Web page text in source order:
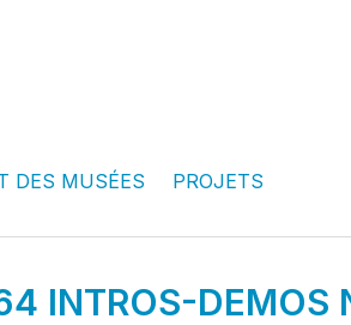
DES MUSÉES PROJETS
INTROS-DEMOS